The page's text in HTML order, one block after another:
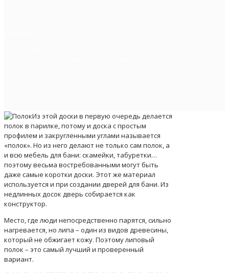
Из этой доски в первую очередь делается
полок в парилке, потому и доска с простым
профилем и закругленными углами называется
«полок». Но из него делают не только сам полок, а
и всю мебель для бани: скамейки, табуретки…
поэтому весьма востребованными могут быть
даже самые коротки доски. Этот же материал
используется и при создании дверей для бани. Из
недлинных досок дверь собирается как
конструктор.
Место, где люди непосредственно парятся, сильно
нагревается, но липа – один из видов древесины,
который не обжигает кожу. Поэтому липовый
полок – это самый лучший и проверенный
вариант.